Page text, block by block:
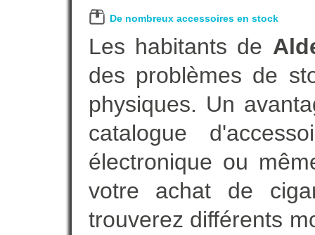
De nombreux accessoires en stock
Les habitants de
des problèmes de
physiques. Un
catalogue
électronique ou
votre achat de
trouverez différents